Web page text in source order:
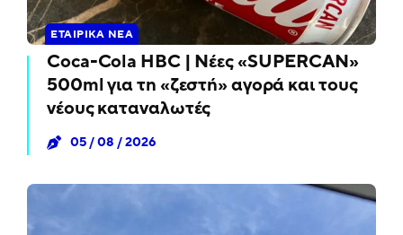
ΕΤΑΙΡΙΚΆ ΝΈΑ
Coca-Cola HBC | Νέες «SUPERCAN»
500ml για τη «ζεστή» αγορά και τους
νέους καταναλωτές
05 / 08 / 2026